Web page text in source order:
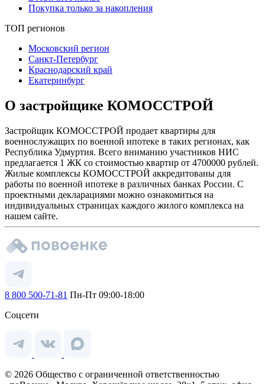
Покупка только за накопления
ТОП регионов
Московский регион
Санкт-Петербург
Краснодарский край
Екатеринбург
О застройщике КОМОССТРОЙ
Застройщик КОМОССТРОЙ продает квартиры для
военнослужащих по военной ипотеке в таких регионах, как
Республика Удмуртия. Всего вниманию участников НИС
предлагается 1 ЖК со стоимостью квартир от 4700000 рублей.
Жилые комплексы КОМОССТРОЙ аккредитованы для
работы по военной ипотеке в различных банках России. С
проектными декларациями можно ознакомиться на
индивидуальных страницах каждого жилого комплекса на
нашем сайте.
8 800 500-71-81 Пн-Пт 09:00-18:00
Соцсети
© 2026 Общество с ограниченной ответственностью